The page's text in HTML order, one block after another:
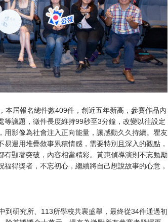
本屆報名總件數409件，創近五年新高，參賽作品內
議題，徵件長度維持99秒至3分鐘，改變以往設定
影像為社會注入正向能量，讓感動久久持續。瞿友
運用堆疊敘事累積情感，需要特別且深入的觀點，
顯著突破，內容相當精彩。黃惠偵導演則不忘勉勵
得獎者，不忘初心，繼續將自己想說故事的心意，
到研究所、113所學校共襄盛舉，最終從34件通過初